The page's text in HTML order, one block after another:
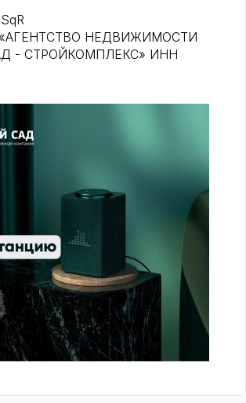
«АГЕНТСТВО НЕДВИЖИМОСТИ
- СТРОЙКОМПЛЕКС» ИНН